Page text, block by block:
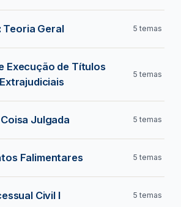
Teoria Geral 5 temas
histórica do Direito Civil
naturais
lícitos e ilícitos
Execução de Títulos
5 temas
judicial
de título executivo extrajudicial
extrajudicial
Julgada 5 temas
de terceiros
Falimentares 5 temas
do processo de falência e
Civil I 5 temas